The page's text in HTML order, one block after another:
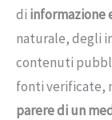
di informazione
naturale, degli
contenuti
fonti verificate,
parere di un